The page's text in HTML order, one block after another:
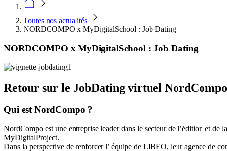
Toutes nos actualités
NORDCOMPO x MyDigitalSchool : Job Dating
NORDCOMPO x MyDigitalSchool : Job Dating
Retour sur le JobDating virtuel
Qui est NordCompo ?
NordCompo est une entreprise leader dans le secteur de l’édition et
MyDigitalProject.
Dans la perspective de renforcer l’ équipe de LIBEO, leur agence de